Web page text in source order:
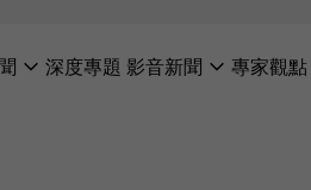
深度專題 影音新聞 專家觀點